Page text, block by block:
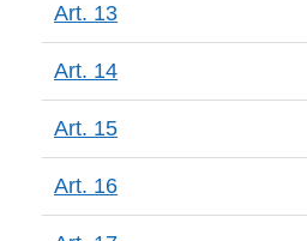
Art. 13
Art. 14
Art. 15
Art. 16